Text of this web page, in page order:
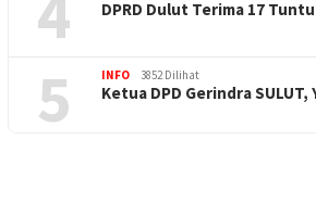
DPRD Dulut Terima 17
5 INFO 3852 Dilihat
Ketua DPD Gerindra